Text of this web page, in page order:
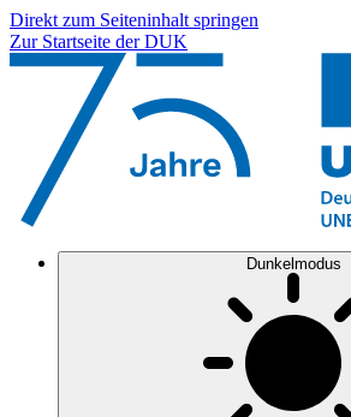
Direkt zum Seiteninhalt springen
Zur Startseite der DUK
Dunkelmodus